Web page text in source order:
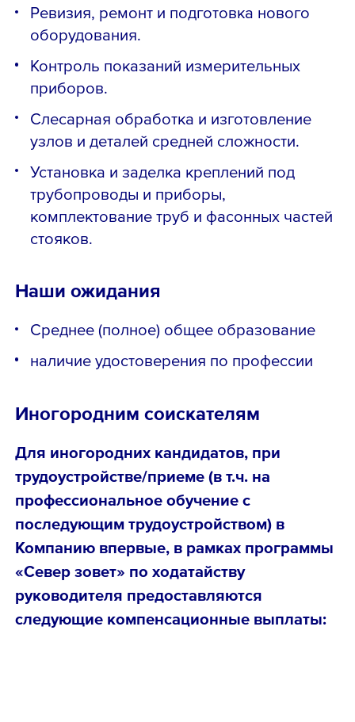
Ревизия, ремонт и подготовка нового
оборудования.
Контроль показаний измерительных
приборов.
Слесарная обработка и изготовление
узлов и деталей средней сложности.
Установка и заделка креплений под
трубопроводы и приборы,
комплектование труб и фасонных частей
стояков.
Наши ожидания
Среднее (полное) общее образование
наличие удостоверения по профессии
Иногородним соискателям
Для иногородних кандидатов, при
трудоустройстве/приеме (в т.ч. на
профессиональное обучение с
последующим трудоустройством) в
Компанию впервые, в рамках программы
«Север зовет» по ходатайству
руководителя предоставляются
следующие компенсационные выплаты: